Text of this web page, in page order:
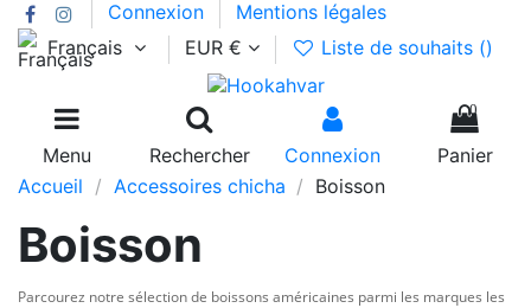
Connexion
Mentions légales
Français
EUR € Liste de souhaits ()
Menu Rechercher Connexion
0
Panier
Accueil
Accessoires chicha Boisson
Boisson
Parcourez notre sélection de boissons américaines parmi les marques les